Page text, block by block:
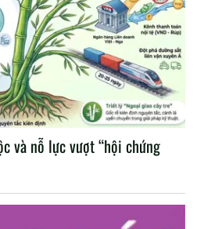
và nỗ lực vượt “hội chứng